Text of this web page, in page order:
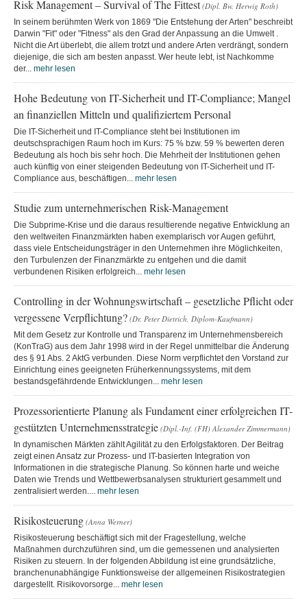
Risk Management – Survival of The Fittest (Dipl. Bw. Herwig Roth)
In seinem berühmten Werk von 1869 "Die Entstehung der Arten" beschreibt
Darwin "Fit" oder "Fitness" als den Grad der Anpassung an die Umwelt .
Nicht die Art überlebt, die allem trotzt und andere Arten verdrängt, sondern
diejenige, die sich am besten anpasst. Wer heute lebt, ist Nachkomme
der... mehr lesen
Hohe Bedeutung von IT-Sicherheit und IT-Compliance; Mangel
an finanziellen Mitteln und qualifiziertem Personal
Die IT-Sicherheit und IT-Compliance steht bei Institutionen im
deutschsprachigen Raum hoch im Kurs: 75 % bzw. 59 % bewerten deren
Bedeutung als hoch bis sehr hoch. Die Mehrheit der Institutionen gehen
auch künftig von einer steigenden Bedeutung von IT-Sicherheit und IT-
Compliance aus, beschäftigen... mehr lesen
Studie zum unternehmerischen Risk-Management
Die Subprime-Krise und die daraus resultierende negative Entwicklung an
den weltweiten Finanzmärkten haben exemplarisch vor Augen geführt,
dass viele Entscheidungsträger in den Unternehmen ihre Möglichkeiten,
den Turbulenzen der Finanzmärkte zu entgehen und die damit
verbundenen Risiken erfolgreich... mehr lesen
Controlling in der Wohnungswirtschaft – gesetzliche Pflicht oder
vergessene Verpflichtung? (Dr. Peter Dietrich, Diplom-Kaufmann)
Mit dem Gesetz zur Kontrolle und Transparenz im Unternehmensbereich
(KonTraG) aus dem Jahr 1998 wird in der Regel unmittelbar die Änderung
des § 91 Abs. 2 AktG verbunden. Diese Norm verpflichtet den Vorstand zur
Einrichtung eines geeigneten Früherkennungssystems, mit dem
bestandsgefährdende Entwicklungen... mehr lesen
Prozessorientierte Planung als Fundament einer erfolgreichen IT-
gestützten Unternehmensstrategie (Dipl.-Inf. (FH) Alexander Zimmermann)
In dynamischen Märkten zählt Agilität zu den Erfolgsfaktoren. Der Beitrag
zeigt einen Ansatz zur Prozess- und IT-basierten Integration von
Informationen in die strategische Planung. So können harte und weiche
Daten wie Trends und Wettbewerbsanalysen strukturiert gesammelt und
zentralisiert werden.... mehr lesen
Risikosteuerung (Anna Werner)
Risikosteuerung beschäftigt sich mit der Fragestellung, welche
Maßnahmen durchzuführen sind, um die gemessenen und analysierten
Risiken zu steuern. In der folgenden Abbildung ist eine grundsätzliche,
branchenunabhängige Funktionsweise der allgemeinen Risikostrategien
dargestellt. Risikovorsorge... mehr lesen